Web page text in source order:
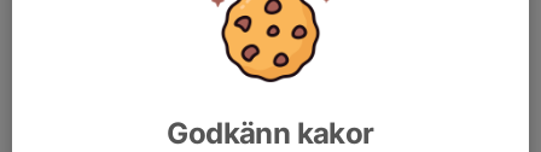
Godkänn kakor